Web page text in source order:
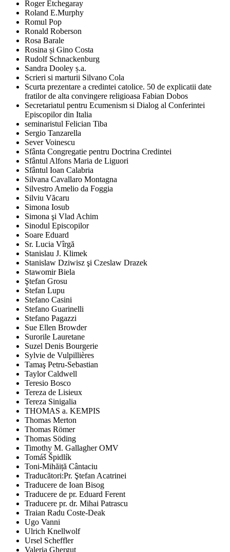
Roger Etchegaray
Roland E.Murphy
Romul Pop
Ronald Roberson
Rosa Barale
Rosina și Gino Costa
Rudolf Schnackenburg
Sandra Dooley ș.a.
Scrieri si marturii Silvano Cola
Scurta prezentare a credintei catolice. 50 de explicatii date
fratilor de alta convingere religioasa Fabian Dobos
Secretariatul pentru Ecumenism si Dialog al Conferintei
Episcopilor din Italia
seminaristul Felician Tiba
Sergio Tanzarella
Sever Voinescu
Sfânta Congregatie pentru Doctrina Credintei
Sfântul Alfons Maria de Liguori
Sfântul Ioan Calabria
Silvana Cavallaro Montagna
Silvestro Amelio da Foggia
Silviu Văcaru
Simona Iosub
Simona şi Vlad Achim
Sinodul Episcopilor
Soare Eduard
Sr. Lucia Vîrgă
Stanislau J. Klimek
Stanislaw Dziwisz şi Czeslaw Drazek
Stawomir Biela
Ştefan Grosu
Stefan Lupu
Stefano Casini
Stefano Guarinelli
Stefano Pagazzi
Sue Ellen Browder
Surorile Lauretane
Suzel Denis Bourgerie
Sylvie de Vulpillières
Tamaş Petru-Sebastian
Taylor Caldwell
Teresio Bosco
Tereza de Lisieux
Tereza Sinigalia
THOMAS a. KEMPIS
Thomas Merton
Thomas Römer
Thomas Söding
Timothy M. Gallagher OMV
Tomáš Špidlík
Toni-Mihăiță Cântaciu
Traducători:Pr. Ştefan Acatrinei
Traducere de Ioan Bisog
Traducere de pr. Eduard Ferent
Traducere pr. dr. Mihai Patrascu
Traian Radu Coste-Deak
Ugo Vanni
Ulrich Knellwolf
Ursel Scheffler
Valeria Gherguț